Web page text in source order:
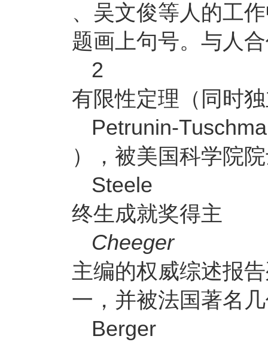
、吴文俊等人的工
题画上句号。与人
2
有限性定理（同时
Petrunin-
），被美国科学院
Steele
终生成就奖得主
Cheeger
主编的权威综述报
一，并被法国著名
Berger